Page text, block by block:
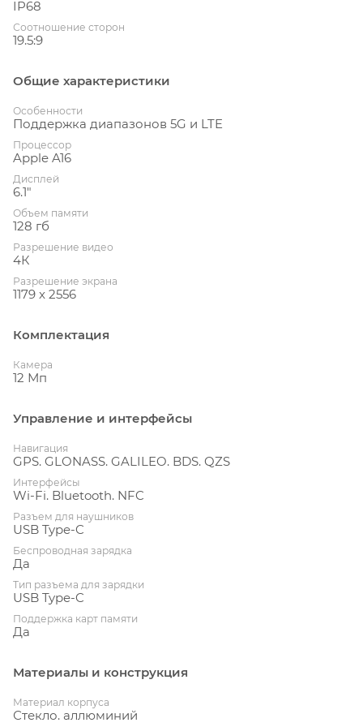
IP68
Соотношение сторон
19.5:9
Общие характеристики
Особенности
Поддержка диапазонов 5G и LTE
Процессор
Apple A16
Дисплей
6.1"
Объем памяти
128 гб
Разрешение видео
4К
Разрешение экрана
1179 x 2556
Комплектация
Камера
12 Мп
Управление и интерфейсы
Навигация
GPS. GLONASS. GALILEO. BDS. QZS
Интерфейсы
Wi-Fi. Bluetooth. NFC
Разъем для наушников
USB Type-C
Беспроводная зарядка
Да
Тип разъема для зарядки
USB Type-C
Поддержка карт памяти
Да
Материалы и конструкция
Материал корпуса
Стекло. аллюминий